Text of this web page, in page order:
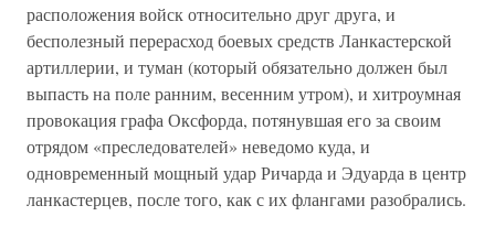
расположения войск относительно друг друга, и
бесполезный перерасход боевых средств Ланкастерской
артиллерии, и туман (который обязательно должен был
выпасть на поле ранним, весенним утром), и хитроумная
провокация графа Оксфорда, потянувшая его за своим
отрядом «преследователей» неведомо куда, и
одновременный мощный удар Ричарда и Эдуарда в центр
ланкастерцев, после того, как с их флангами разобрались.